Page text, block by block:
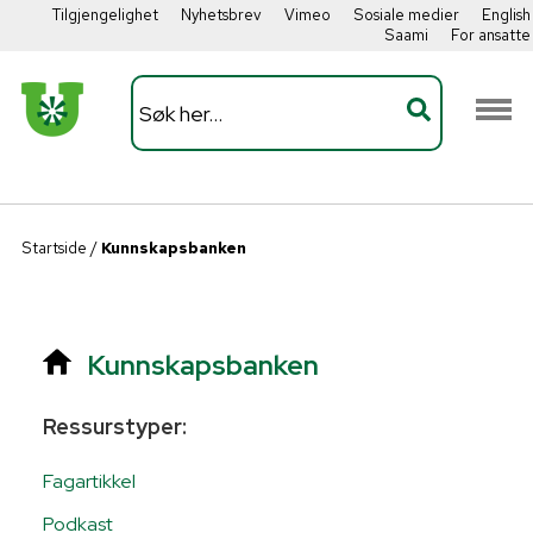
Tilgjengelighet Nyhetsbrev Vimeo Sosiale medier
English
Saami
For ansatte
Startside / Kunnskapsbanken
Kunnskapsbanken
Ressurstyper:
Fagartikkel
Podkast